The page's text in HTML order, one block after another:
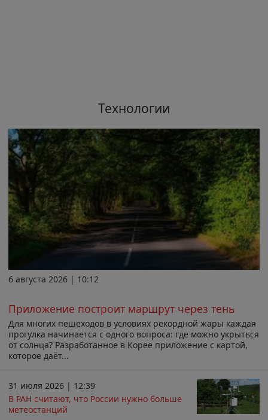
Технологии
6 августа 2026 | 10:12
Приложение построит маршрут через тень
Для многих пешеходов в условиях рекордной жары каждая
прогулка начинается с одного вопроса: где можно укрыться
от солнца? Разработанное в Корее приложение с картой,
которое даёт...
31 июля 2026 | 12:39
В РАН считают, что России нужно больше
метеостанций